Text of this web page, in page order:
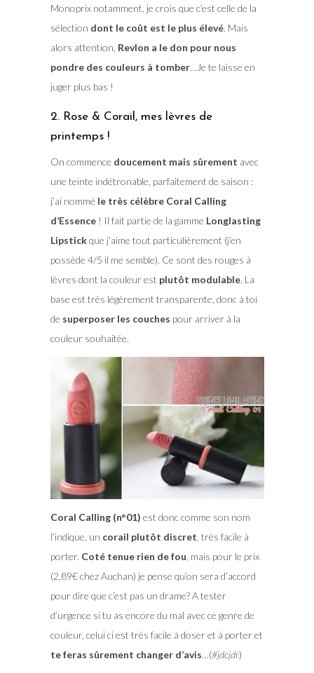
Monoprix notamment, je crois que c’est celle de la
sélection dont le coût est le plus élevé. Mais
alors attention, Revlon a le don pour nous
pondre des couleurs à tomber…Je te laisse en
juger plus bas !
2. Rose & Corail, mes lèvres de
printemps !
On commence doucement mais sûrement avec
une teinte indétronable, parfaitement de saison :
j’ai nommé le très célèbre Coral Calling
d’Essence! Il fait partie de la gamme Longlasting
Lipstickque j’aime tout particulièrement (j’en
possède 4/5 il me semble). Ce sont des rouges à
lèvres dont la couleur est plutôt modulable. La
base est très légèrement transparente, donc à toi
de superposer les couches pour arriver à la
couleur souhaitée.
Coral Calling (n°01) est donc comme son nom
l’indique, un corail plutôt discret , très facile à
porter. Coté tenue rien de fou , mais pour le prix
(2,89€ chez Auchan) je pense qu’on sera d’accord
pour dire que c’est pas un drame? A tester
d’urgence si tu as encore du mal avec ce genre de
couleur, celui ci est très facile à doser et à porter et
te feras sûrement changer d’avis…(#jdcjdr)